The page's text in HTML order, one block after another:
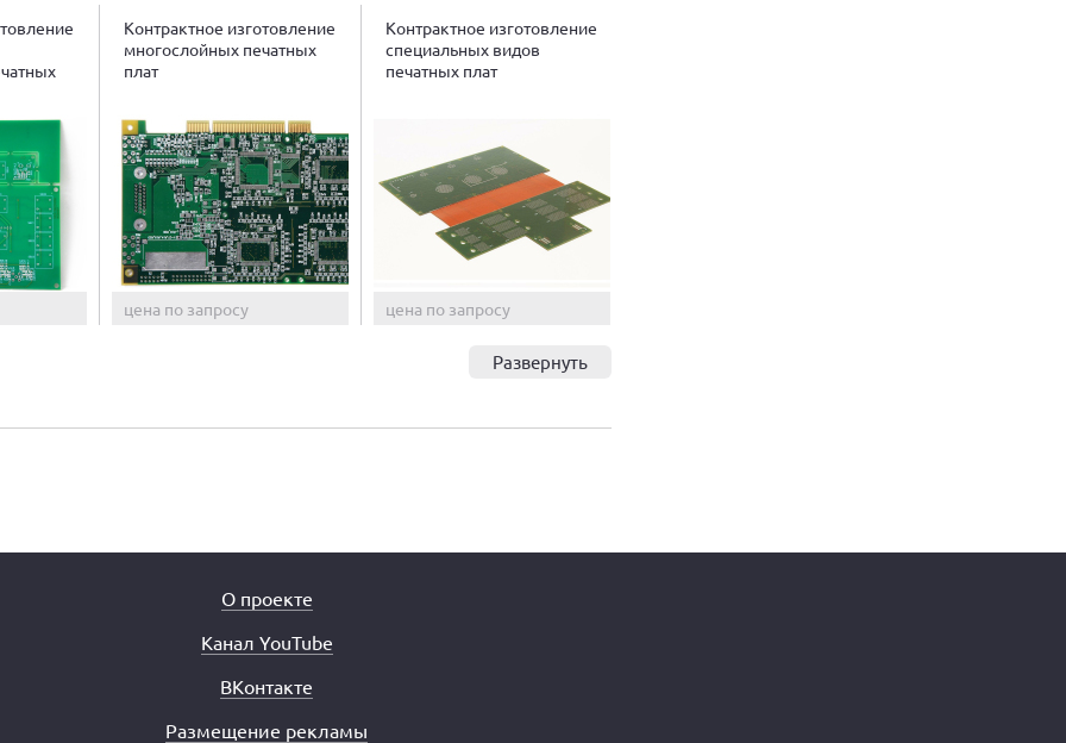
Контрактное изготовление
многослойных печатных
плат
цена по запросу
Контрактное изготовление
специальных видов
печатных плат
цена по запросу
Развернуть
О проекте
Канал YouTube
ВКонтакте
Размещение рекламы